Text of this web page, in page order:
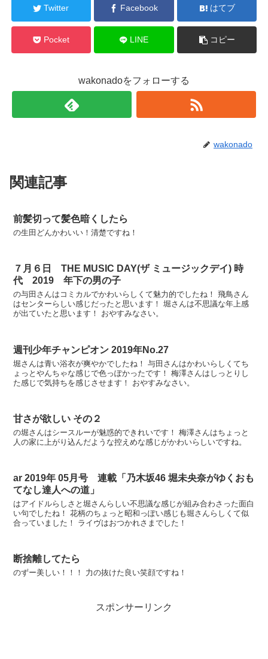
Twitter Facebook はてブ
Pocket LINE コピー
wakonadoをフォローする
wakonado
関連記事
前髪切って髪色暗くしたら
の生田どんかわいい！清楚ですね！
７月６日 THE MUSIC DAY(ザ ミュージックデイ) 時
代 2019 年下の男の子
の与田さんはコミカルでかわいらしくて魅力的でしたね！ 飛鳥さん
はセンターらしい感じだったと思います！ 堀さんは不思議な年上感
が出ていたと思います！ おやすみなさい。
週刊少年チャンピオン 2019年No.27
堀さんは青い浴衣が爽やかでしたね！ 与田さんはかわいらしくてち
ょっとやんちゃな感じで色っぽかったです！ 梅澤さんはしっとりし
た感じで気持ちを感じさせます！ おやすみなさい。
甘さが欲しい その２
の堀さんはシースルーが魅惑的できれいです！ 梅澤さんはちょっと
人の家に上がり込んだような控えめな感じがかわいらしいですね。
ar 2019年 05月号 連載「乃木坂46 堀未央奈がゆくおも
てなし達人への道」
はアイドルらしさと堀さんらしい不思議な感じが組み合わさった面白
い句でしたね！ 花柄のちょっと昭和っぽい感じも堀さんらしくて似
合っていました！ ライヴはおつかれさまでした！
断捨離してたら
のずー美しい！！！ 力の抜けた良い笑顔ですね！
スポンサーリンク